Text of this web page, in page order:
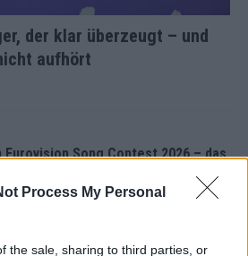
Process My Personal
the sale, sharing to third parties, or
der klar überzeugt – und
aufhört
Song Contest 2026 – das